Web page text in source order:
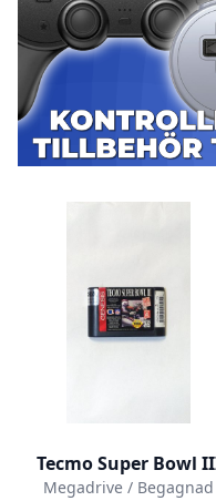
Tecmo Super Bowl
Megadrive / Begagnad